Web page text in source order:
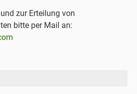
zur Erteilung von
bitte per Mail an: